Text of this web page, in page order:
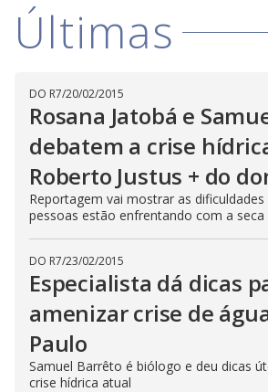
V
d
e
o
Últimas
DO R7/20/02/2015
Rosana Jatobá e
debatem a crise
Roberto Justus + do
Reportagem vai mostrar as dificuldades
pessoas estão enfrentando com a seca
DO R7/23/02/2015
Especialista dá dicas
amenizar crise de
Paulo
Samuel Barrêto é biólogo e deu dicas
crise hídrica atual